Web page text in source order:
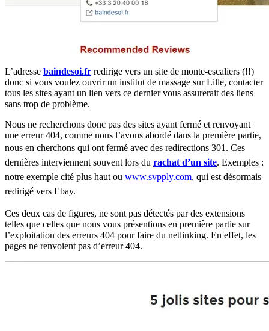
L’adresse baindesoi.fr redirige vers un site de monte-escaliers (!!)
donc si vous voulez ouvrir un institut de massage sur Lille, contacter
tous les sites ayant un lien vers ce dernier vous assurerait des liens
sans trop de problème.
Nous ne recherchons donc pas des sites ayant fermé et renvoyant
une erreur 404, comme nous l’avons abordé dans la première partie,
nous en cherchons qui ont fermé avec des redirections 301. Ces
dernières interviennent souvent lors du rachat d’un site. Exemples :
notre exemple cité plus haut ou www.svpply.com, qui est désormais
redirigé vers Ebay.
Ces deux cas de figures, ne sont pas détectés par des extensions
telles que celles que nous vous présentions en première partie sur
l’exploitation des erreurs 404 pour faire du netlinking. En effet, les
pages ne renvoient pas d’erreur 404.